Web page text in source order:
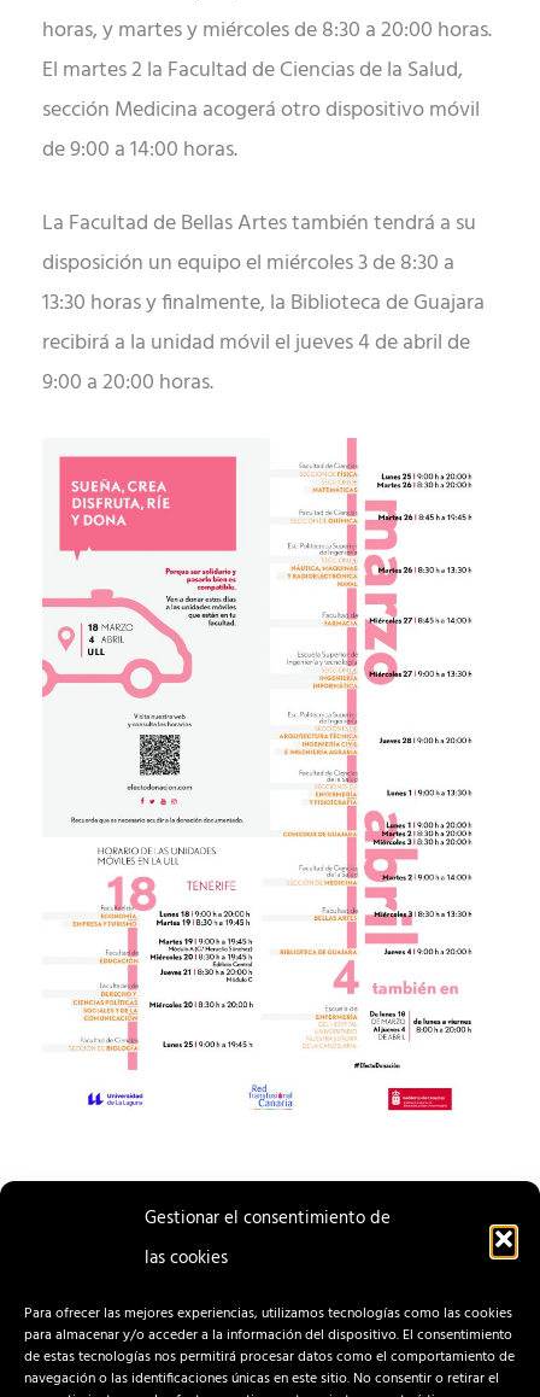
Gestionar el consentimiento de
las cookies
Para ofrecer las mejores experiencias, utilizamos tecnologías como las cookies
para almacenar y/o acceder a la información del dispositivo. El consentimiento
de estas tecnologías nos permitirá procesar datos como el comportamiento de
navegación o las identificaciones únicas en este sitio. No consentir o retirar el
horas, y martes y miércoles de 8:30 a 20:00 horas.
El martes 2 la Facultad de Ciencias de la Salud,
sección Medicina acogerá otro dispositivo móvil
de 9:00 a 14:00 horas.
La Facultad de Bellas Artes también tendrá a su
disposición un equipo el miércoles 3 de 8:30 a
13:30 horas y finalmente, la Biblioteca de Guajara
recibirá a la unidad móvil el jueves 4 de abril de
9:00 a 20:00 horas.
ENTRADA